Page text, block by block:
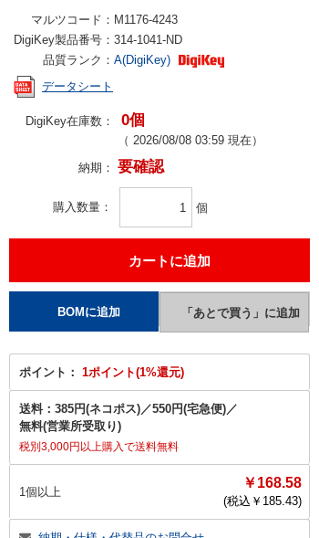
マルツコード： M1176-4243
DigiKey製品番号： 314-1041-ND
品質ランク： A(DigiKey)
データシート
DigiKey在庫数： 0個
（ 2026/08/08 03:59 現在）
納期： 要確認
購入数量 個
ポイント： 1ポイント(1%還元)
送料： 385円(ネコポス)／550円(宅急便)／
無料(営業所受取り)
税別3,000円以上購入で送料無料
1個以上
￥168.58
(税込￥ 185.43)